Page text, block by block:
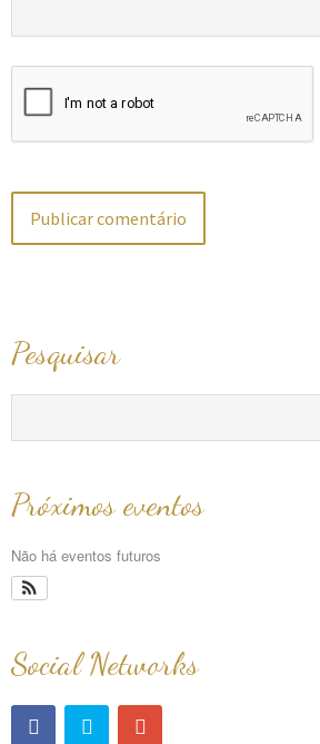
Pesquisar
Próximos eventos
Não há eventos futuros
Social Networks